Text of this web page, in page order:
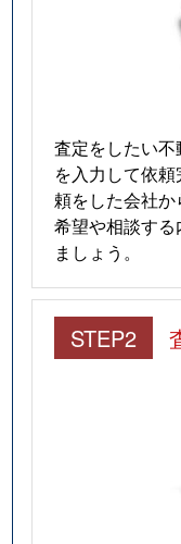
査定をしたい
を入力して依
頼をした会社か
希望や相談する
ましょう。
STEP2